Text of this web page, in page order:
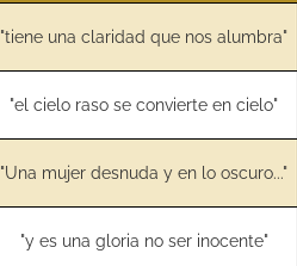
"tiene una claridad que nos alumbra"
"el cielo raso se convierte en cielo"
"Una mujer desnuda y en lo oscuro..."
"y es una gloria no ser inocente"